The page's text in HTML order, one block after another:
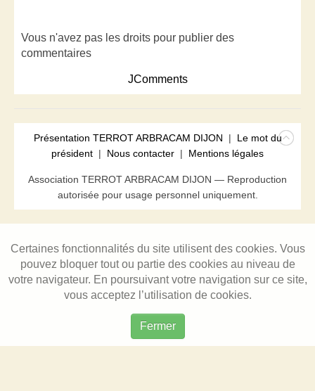
Vous n'avez pas les droits pour publier des
commentaires
JComments
Présentation TERROT ARBRACAM DIJON | Le mot du
président | Nous contacter | Mentions légales
Association TERROT ARBRACAM DIJON — Reproduction
autorisée pour usage personnel uniquement.
Certaines fonctionnalités du site utilisent des cookies. Vous
pouvez bloquer tout ou partie des cookies au niveau de
votre navigateur. En poursuivant votre navigation sur ce site,
vous acceptez l’utilisation de cookies.
Fermer